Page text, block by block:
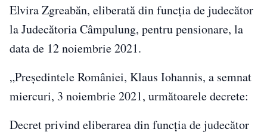
Elvira Zgreabăn, eliberată din funcţia de judecător
la Judecătoria Câmpulung, pentru pensionare, la
data de 12 noiembrie 2021.
„Președintele României, Klaus Iohannis, a semnat
miercuri, 3 noiembrie 2021, următoarele decrete:
Decret privind eliberarea din funcția de judecător